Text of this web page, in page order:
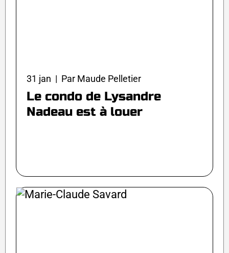
31 jan | Par Maude Pelletier
Le condo de Lysandre
Nadeau est à louer